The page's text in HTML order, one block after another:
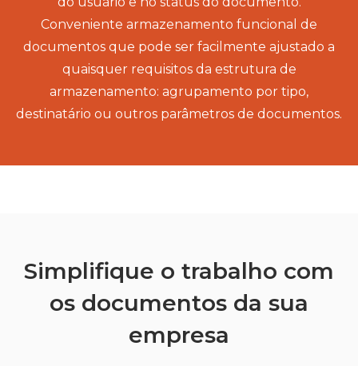
Conveniente armazenamento funcional de
documentos que pode ser facilmente ajustado a
quaisquer requisitos da estrutura de
armazenamento: agrupamento por tipo,
destinatário ou outros parâmetros de documentos.
Simplifique o trabalho com
os documentos da sua
empresa